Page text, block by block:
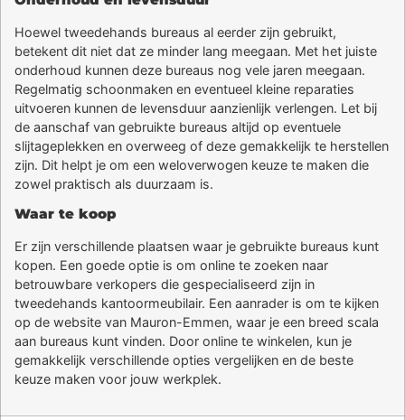
Hoewel tweedehands bureaus al eerder zijn gebruikt,
betekent dit niet dat ze minder lang meegaan. Met het juiste
onderhoud kunnen deze bureaus nog vele jaren meegaan.
Regelmatig schoonmaken en eventueel kleine reparaties
uitvoeren kunnen de levensduur aanzienlijk verlengen. Let bij
de aanschaf van gebruikte bureaus altijd op eventuele
slijtageplekken en overweeg of deze gemakkelijk te herstellen
zijn. Dit helpt je om een weloverwogen keuze te maken die
zowel praktisch als duurzaam is.
Waar te koop
Er zijn verschillende plaatsen waar je gebruikte bureaus kunt
kopen. Een goede optie is om online te zoeken naar
betrouwbare verkopers die gespecialiseerd zijn in
tweedehands kantoormeubilair. Een aanrader is om te kijken
op de website van Mauron-Emmen, waar je een breed scala
aan bureaus kunt vinden. Door online te winkelen, kun je
gemakkelijk verschillende opties vergelijken en de beste
keuze maken voor jouw werkplek.